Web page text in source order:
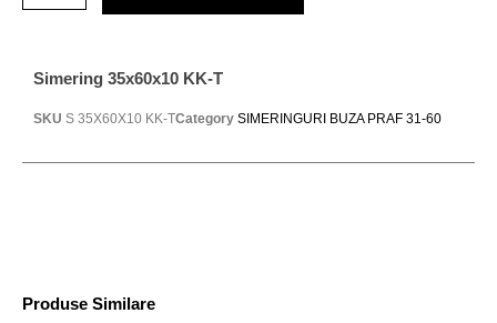
Produse Similare
Simering 35x60x10 KK-T
SKU S 35X60X10 KK-TCategory SIMERINGURI BUZA PRAF 31-60